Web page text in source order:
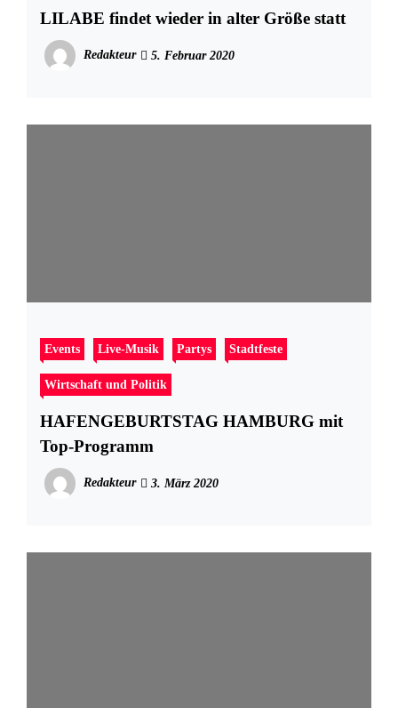
LILABE findet wieder in alter Größe statt
Redakteur 5. Februar 2020
Events Live-Musik Partys Stadtfeste
Wirtschaft und Politik
HAFENGEBURTSTAG HAMBURG mit
Top-Programm
Redakteur 3. März 2020